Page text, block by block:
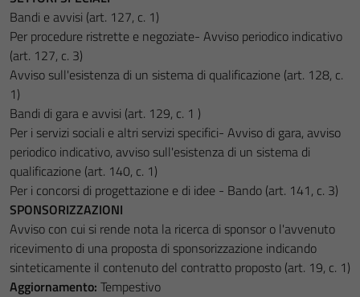
Bandi e avvisi (art. 127, c. 1)
Per procedure ristrette e negoziate- Avviso periodico indicativo
(art. 127, c. 3)
Avviso sull'esistenza di un sistema di qualificazione (art. 128, c.
1)
Bandi di gara e avvisi (art. 129, c. 1 )
Per i servizi sociali e altri servizi specifici- Avviso di gara, avviso
periodico indicativo, avviso sull'esistenza di un sistema di
qualificazione (art. 140, c. 1)
Per i concorsi di progettazione e di idee - Bando (art. 141, c. 3)
SPONSORIZZAZIONI
Avviso con cui si rende nota la ricerca di sponsor o l'avvenuto
ricevimento di una proposta di sponsorizzazione indicando
sinteticamente il contenuto del contratto proposto (art. 19, c. 1)
Aggiornamento: Tempestivo